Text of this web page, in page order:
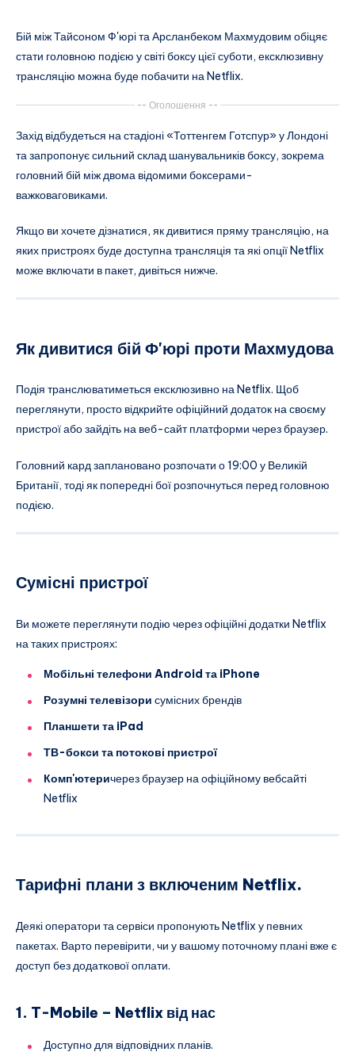
Бій між Тайсоном Ф'юрі та Арсланбеком Махмудовим обіцяє
стати головною подією у світі боксу цієї суботи, ексклюзивну
трансляцію можна буде побачити на Netflix.
-- Оголошення --
Захід відбудеться на стадіоні «Тоттенгем Готспур» у Лондоні
та запропонує сильний склад шанувальників боксу, зокрема
головний бій між двома відомими боксерами-
важковаговиками.
Якщо ви хочете дізнатися, як дивитися пряму трансляцію, на
яких пристроях буде доступна трансляція та які опції Netflix
може включати в пакет, дивіться нижче.
Як дивитися бій Ф'юрі проти Махмудова
Подія транслюватиметься ексклюзивно на Netflix. Щоб
переглянути, просто відкрийте офіційний додаток на своєму
пристрої або зайдіть на веб-сайт платформи через браузер.
Головний кард заплановано розпочати о 19:00 у Великій
Британії, тоді як попередні бої розпочнуться перед головною
подією.
Сумісні пристрої
Ви можете переглянути подію через офіційні додатки Netflix
на таких пристроях:
Мобільні телефони Android та iPhone
Розумні телевізори сумісних брендів
Планшети та iPad
ТВ-бокси та потокові пристрої
Комп'ютеричерез браузер на офіційному вебсайті
Netflix
Тарифні плани з включеним Netflix.
Деякі оператори та сервіси пропонують Netflix у певних
пакетах. Варто перевірити, чи у вашому поточному плані вже є
доступ без додаткової оплати.
1. T-Mobile – Netflix від нас
Доступно для відповідних планів.